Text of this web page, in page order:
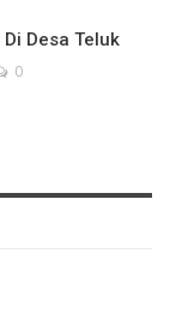
Desa Teluk
0